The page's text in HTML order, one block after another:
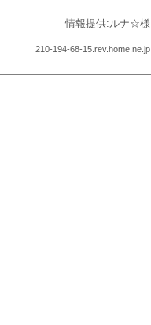
情報提供:ルナ☆様
210-194-68-15.rev.home.ne.jp